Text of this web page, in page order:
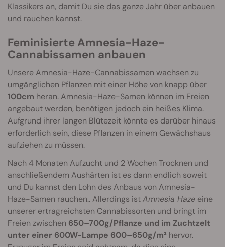
Klassikers an, damit Du sie das ganze Jahr über anbauen
und rauchen kannst.
Feminisierte Amnesia-Haze-
Cannabissamen anbauen
Unsere Amnesia-Haze-Cannabissamen wachsen zu
umgänglichen Pflanzen mit einer Höhe von knapp über
100cm heran. Amnesia-Haze-Samen können im Freien
angebaut werden, benötigen jedoch ein heißes Klima.
Aufgrund ihrer langen Blütezeit könnte es darüber hinaus
erforderlich sein, diese Pflanzen in einem Gewächshaus
aufziehen zu müssen.
Nach 4 Monaten Aufzucht und 2 Wochen Trocknen und
anschließendem Aushärten ist es dann endlich soweit
und Du kannst den Lohn des Anbaus von Amnesia-
Haze-Samen rauchen.. Allerdings istAmnesia Haze eine
unserer ertragreichsten Cannabissorten und bringt im
Freien zwischen 650–700g/Pflanze und im Zuchtzelt
unter einer 600W-Lampe 600–650g/m² hervor.